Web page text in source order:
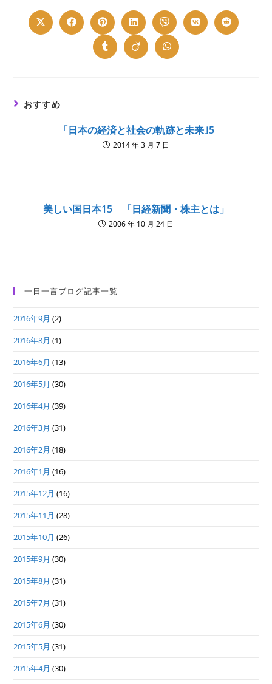
CONTENT
Opens
in
Opens
in
window
Opens
in
a
new
window
Opens
in
a
new
window
Opens
in
a
new
window
Opens
in
Opens
in
Opens
in
Opens
in
Opens
in
おすすめ
「日本の経済と社会の軌跡と未来｣5
2014 年 3 月 7 日
美しい国日本15 「日経新聞・株主とは」
2006 年 10 月 24 日
一日一言ブログ記事一覧
2016年9月 (2)
2016年8月 (1)
2016年6月 (13)
2016年5月 (30)
2016年4月 (39)
2016年3月 (31)
2016年2月 (18)
2016年1月 (16)
2015年12月 (16)
2015年11月 (28)
2015年10月 (26)
2015年9月 (30)
2015年8月 (31)
2015年7月 (31)
2015年6月 (30)
2015年5月 (31)
2015年4月 (30)